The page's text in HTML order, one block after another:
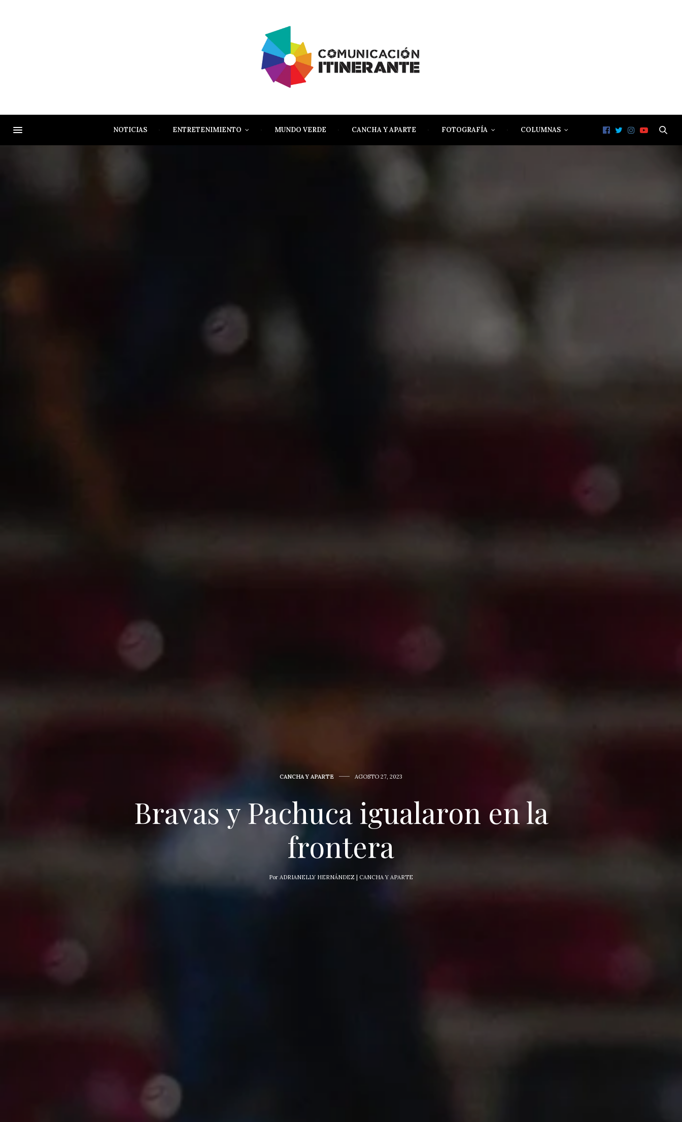
NOTICIAS ENTRETENIMIENTO MUNDO VERDE CANCHA Y APARTE FOTOGRAFÍA COLUMNAS
CANCHA Y APARTE AGOSTO 27, 2023
Bravas y Pachuca igualaron en la
frontera
Por ADRIANELLY HERNÁNDEZ | CANCHA Y APARTE